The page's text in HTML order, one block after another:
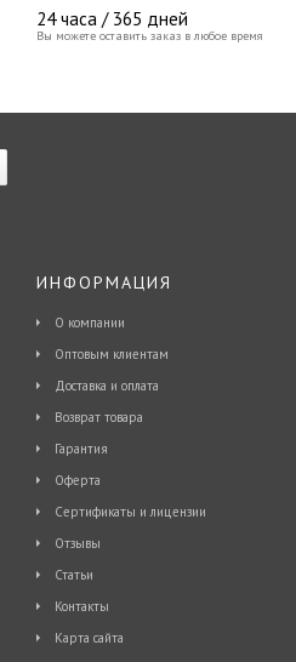
24 часа / 365 дней
Вы можете оставить заказ в любое время
ИНФОРМАЦИЯ
О компании
Оптовым клиентам
Доставка и оплата
Возврат товара
Гарантия
Оферта
Сертификаты и лицензии
Отзывы
Статьи
Контакты
Карта сайта